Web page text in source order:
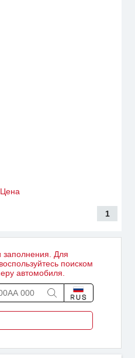
Цена
1
заполнения. Для
поиском
автомобиля.